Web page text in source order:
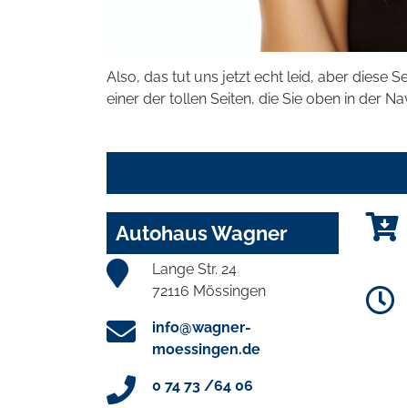
Also, das tut uns jetzt echt leid, aber diese
einer der tollen Seiten, die Sie oben in der
Autohaus Wagner
Lange Str. 24
72116 Mössingen
info@wagner-
moessingen.de
0 74 73 /64 06